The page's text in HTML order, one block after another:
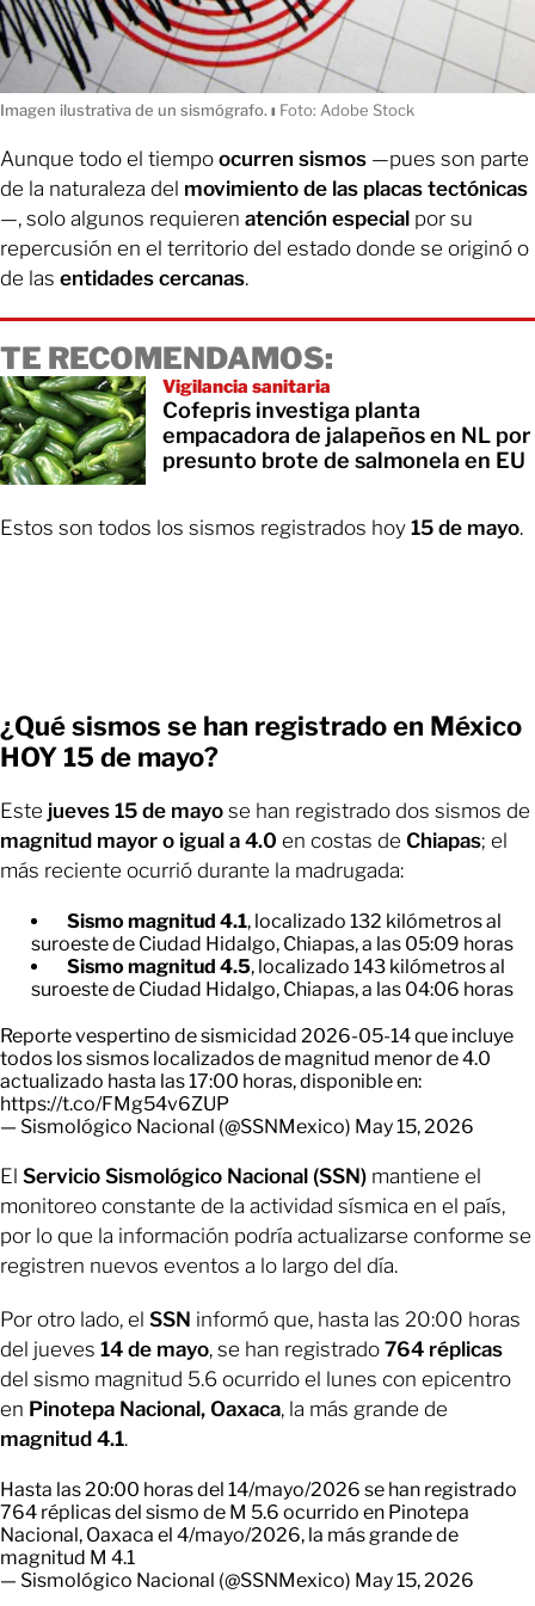
Imagen ilustrativa de un sismógrafo. ı Foto: Adobe Stock
Aunque todo el tiempo ocurren sismos —pues son parte
de la naturaleza del movimiento de las placas tectónicas
—, solo algunos requieren atención especial por su
repercusión en el territorio del estado donde se originó o
de las entidades cercanas.
TE RECOMENDAMOS:
Vigilancia sanitaria
Cofepris investiga planta
empacadora de jalapeños en NL por
presunto brote de salmonela en EU
Estos son todos los sismos registrados hoy 15 de mayo.
¿Qué sismos se han registrado en México
HOY 15 de mayo?
Este jueves 15 de mayo se han registrado dos sismos de
magnitud mayor o igual a 4.0 en costas de Chiapas; el
más reciente ocurrió durante la madrugada:
Sismo magnitud 4.1, localizado 132 kilómetros al
suroeste de Ciudad Hidalgo, Chiapas, a las 05:09 horas
Sismo magnitud 4.5, localizado 143 kilómetros al
suroeste de Ciudad Hidalgo, Chiapas, a las 04:06 horas
Reporte vespertino de sismicidad 2026-05-14 que incluye
todos los sismos localizados de magnitud menor de 4.0
actualizado hasta las 17:00 horas, disponible en:
https://t.co/FMg54v6ZUP
— Sismológico Nacional (@SSNMexico) May 15, 2026
El Servicio Sismológico Nacional (SSN) mantiene el
monitoreo constante de la actividad sísmica en el país,
por lo que la información podría actualizarse conforme se
registren nuevos eventos a lo largo del día.
Por otro lado, el SSN informó que, hasta las 20:00 horas
del jueves 14 de mayo, se han registrado 764 réplicas
del sismo magnitud 5.6 ocurrido el lunes con epicentro
en Pinotepa Nacional, Oaxaca, la más grande de
magnitud 4.1.
Hasta las 20:00 horas del 14/mayo/2026 se han registrado
764 réplicas del sismo de M 5.6 ocurrido en Pinotepa
Nacional, Oaxaca el 4/mayo/2026, la más grande de
magnitud M 4.1
— Sismológico Nacional (@SSNMexico) May 15, 2026